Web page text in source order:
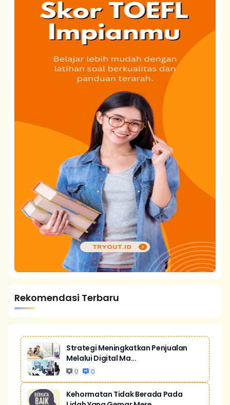
Rekomendasi Terbaru
Strategi Meningkatkan Penjualan
Melalui Digital Ma...
0 0
Kehormatan Tidak Berada Pada